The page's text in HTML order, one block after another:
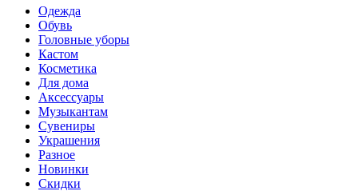
Одежда
Обувь
Головные уборы
Кастом
Косметика
Для дома
Аксессуары
Музыкантам
Сувениры
Украшения
Разное
Новинки
Скидки